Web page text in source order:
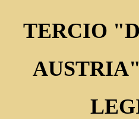
contenidoTERCIO